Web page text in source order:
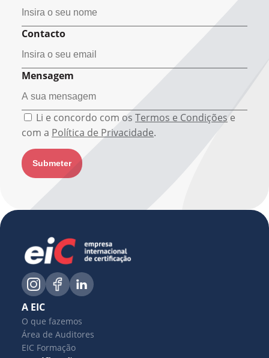
Contacto
Mensagem
Li e concordo com os Termos e Condições e
com a Política de Privacidade.
A EIC
O que fazemos
Área de Auditores
EIC Formação